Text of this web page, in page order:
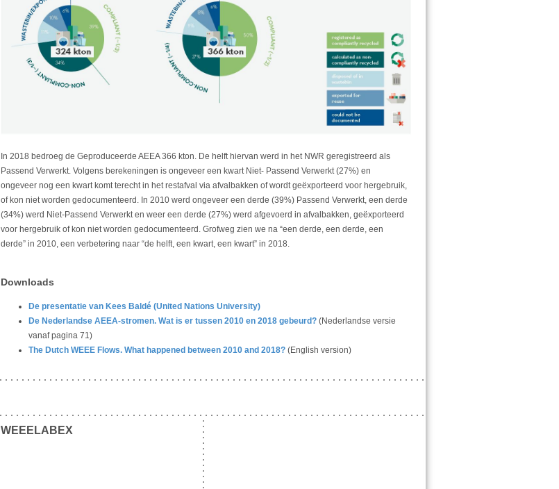
In 2018 bedroeg de Geproduceerde AEEA 366 kton. De helft hiervan werd in het NWR geregistreerd als
Passend Verwerkt. Volgens berekeningen is ongeveer een kwart Niet- Passend Verwerkt (27%) en
ongeveer nog een kwart komt terecht in het restafval via afvalbakken of wordt geëxporteerd voor hergebruik,
of kon niet worden gedocumenteerd. In 2010 werd ongeveer een derde (39%) Passend Verwerkt, een derde
(34%) werd Niet-Passend Verwerkt en weer een derde (27%) werd afgevoerd in afvalbakken, geëxporteerd
voor hergebruik of kon niet worden gedocumenteerd. Grofweg zien we na “een derde, een derde, een
derde” in 2010, een verbetering naar “de helft, een kwart, een kwart” in 2018.
Downloads
De presentatie van Kees Baldé (United Nations University)
De Nederlandse AEEA-stromen. Wat is er tussen 2010 en 2018 gebeurd?(Nederlandse versie
vanaf pagina 71)
The Dutch WEEE Flows. What happened between 2010 and 2018?(English version)
WEEELABEX